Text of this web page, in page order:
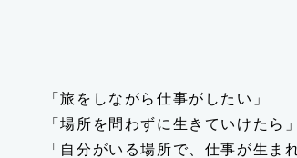
「旅をしながら仕事がしたい」
「場所を問わずに生きていけたら」
「自分がいる場所で、仕事が生ま